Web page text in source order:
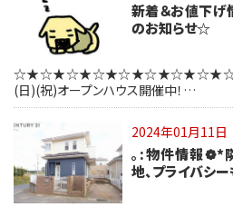
新着＆お値下げ
のお知らせ☆
(日)(祝)オープンハウス開催中！…
2024年01月11日
｡:物件情報❁*
地、プライバシ